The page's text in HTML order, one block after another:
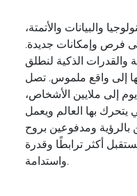
والبيانات والأتمتة،
فرص وإمكانات جديدة.
والقدرات الذكية لنطلق
إلى واقع ملموس. تصل
إلى ملايين الأشخاص،
يتحرك بها العالم ويعمل
ومدفوعين بروح
أكثر ترابطًا وقدرة
واستدامة.